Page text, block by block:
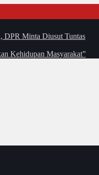
DPR Minta Diusut Tuntas
Kehidupan Masyarakat”